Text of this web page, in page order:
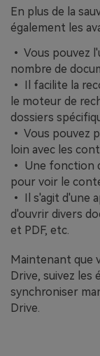
En plus de la
également les
• Vous pouvez
nombre de
• Il facilite la
le moteur de
dossiers
• Vous pouvez
loin avec les
• Une fonction
pour voir le
• Il s'agit d'une
d'ouvrir divers
et PDF, etc.
Maintenant que
Drive, suivez les
synchroniser
Drive.